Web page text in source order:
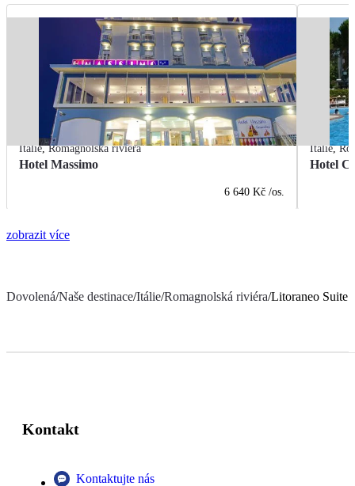
Itálie,Romagnolská riviéra
Hotel Massimo
6 640 Kč /os.
Itálie,
Hotel
zobrazit více
Dovolená/Naše destinace/Itálie/Romagnolská riviéra/Litoraneo Suite
Kontakt
Kontaktujte nás